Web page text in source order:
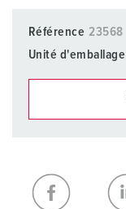
Référence 23568
Unité d'emballage
Ma liste